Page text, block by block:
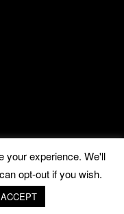
| WordPress Theme by
your experience. We'll
opt-out if you wish.
ACCEPT